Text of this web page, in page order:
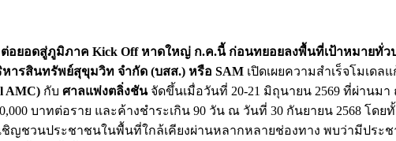
อยอดสู่ภูมิภาค Kick Off หาดใหญ่ ก.ค.นี้ ก่อนทยอยลงพื้นที่เป้าหมายทั่ว
ารสินทรัพย์สุขุมวิท จำกัด (บสส.) หรือ SAM เปิดเผยความสำเร็จโมเดล
AMC) กับ ศาลแพ่งตลิ่งชัน จัดขึ้นเมื่อวันที่ 20-21 มิถุนายน 2569 ที่ผ่านม
บาทต่อราย และค้างชำระเกิน 90 วัน ณ วันที่ 30 กันยายน 2568
ชิญชวนประชาชนในพื้นที่ใกล้เคียงผ่านหลากหลายช่องทาง พบว่ามีประ